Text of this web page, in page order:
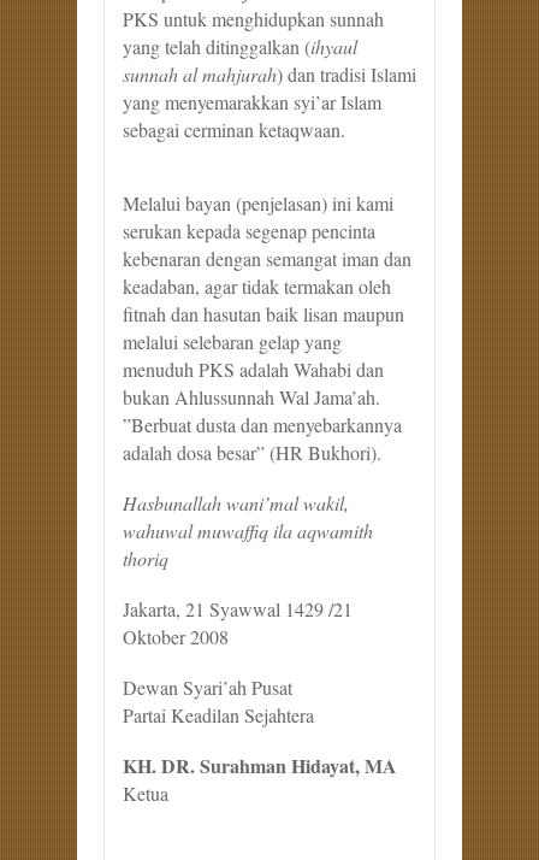
PKS untuk menghidupkan sunnah
yang telah ditinggalkan (ihyaul
sunnah al mahjurah) dan tradisi Islami
yang menyemarakkan syi’ar Islam
sebagai cerminan ketaqwaan.
Melalui bayan (penjelasan) ini kami
serukan kepada segenap pencinta
kebenaran dengan semangat iman dan
keadaban, agar tidak termakan oleh
fitnah dan hasutan baik lisan maupun
melalui selebaran gelap yang
menuduh PKS adalah Wahabi dan
bukan Ahlussunnah Wal Jama’ah.
”Berbuat dusta dan menyebarkannya
adalah dosa besar” (HR Bukhori).
Hasbunallah wani’mal wakil,
wahuwal muwaffiq ila aqwamith
thoriq
Jakarta, 21 Syawwal 1429 /21
Oktober 2008
Dewan Syari’ah Pusat
Partai Keadilan Sejahtera
KH. DR. Surahman Hidayat, MA
Ketua